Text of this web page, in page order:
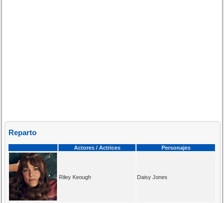
Reparto
Actores / Actrices Personajes
Riley Keough Daisy Jones